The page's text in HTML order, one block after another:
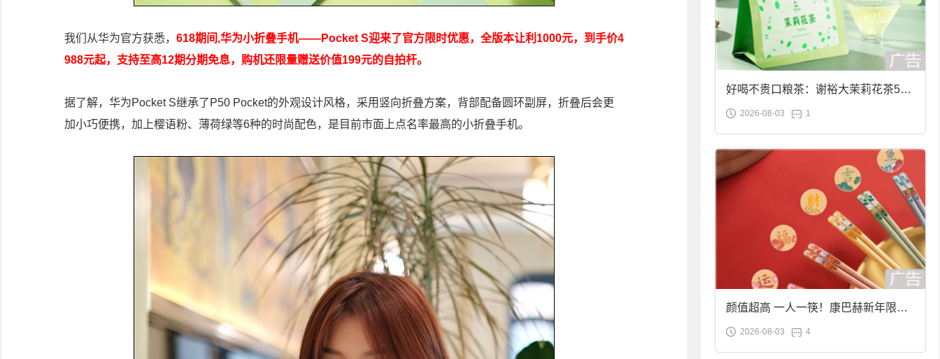
我们从华为官方获悉， 618期间,华为小折叠手机——Pocket S迎来了官方限时优惠，全版本让利1000元，到手价4
988元起，支持至高12期分期免息，购机还限量赠送价值199元的自拍杆。
据了解，华为Pocket S继承了P50 Pocket的外观设计风格，采用竖向折叠方案，背部配备圆环副屏，折叠后会更
加小巧便携，加上樱语粉、薄荷绿等6种的时尚配色，是目前市面上点名率最高的小折叠手机。
好喝不贵口粮茶：谢裕大茉莉花茶50g
袋装9.9元到手
2026-08-03 1
颜值超高 一人一筷！康巴赫新年限定
合金筷子大促：19.9元
2026-08-03 4